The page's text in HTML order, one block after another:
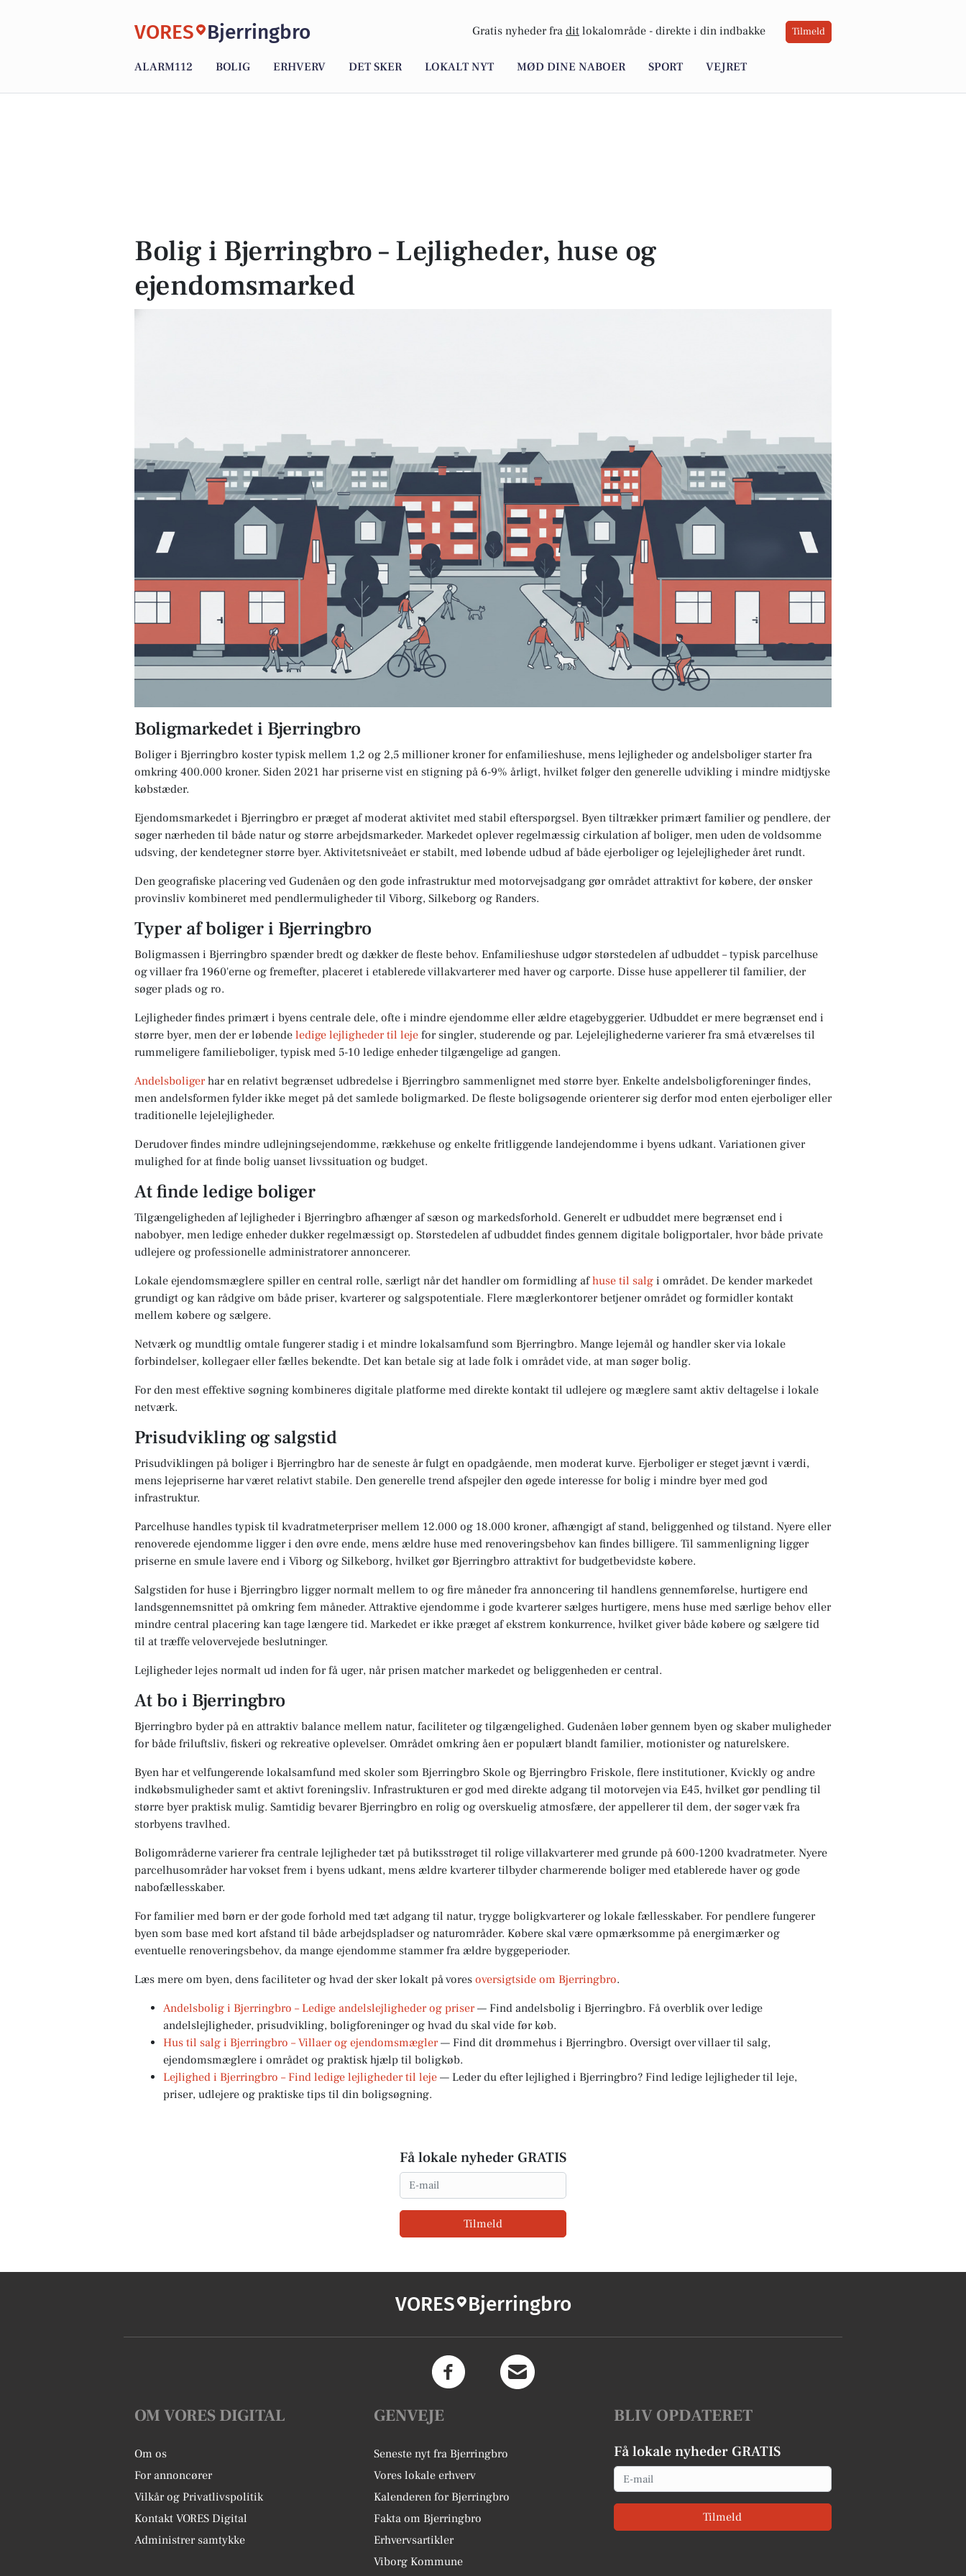
VORES Bjerringbro Gratis nyheder fra dit lokalområde - direkte i din indbakke Tilmeld
ALARM112 BOLIG ERHVERV DET SKER LOKALT NYT MØD DINE NABOER SPORT VEJRET
Bolig i Bjerringbro – Lejligheder, huse og
ejendomsmarked
Boligmarkedet i Bjerringbro
Boliger i Bjerringbro koster typisk mellem 1,2 og 2,5 millioner kroner for enfamilieshuse, mens lejligheder og andelsboliger starter fra
omkring 400.000 kroner. Siden 2021 har priserne vist en stigning på 6-9% årligt, hvilket følger den generelle udvikling i mindre midtjyske
købstæder.
Ejendomsmarkedet i Bjerringbro er præget af moderat aktivitet med stabil efterspørgsel. Byen tiltrækker primært familier og pendlere, der
søger nærheden til både natur og større arbejdsmarkeder. Markedet oplever regelmæssig cirkulation af boliger, men uden de voldsomme
udsving, der kendetegner større byer. Aktivitetsniveået er stabilt, med løbende udbud af både ejerboliger og lejelejligheder året rundt.
Den geografiske placering ved Gudenåen og den gode infrastruktur med motorvejsadgang gør området attraktivt for købere, der ønsker
provinsliv kombineret med pendlermuligheder til Viborg, Silkeborg og Randers.
Typer af boliger i Bjerringbro
Boligmassen i Bjerringbro spænder bredt og dækker de fleste behov. Enfamilieshuse udgør størstedelen af udbuddet – typisk parcelhuse
og villaer fra 1960'erne og fremefter, placeret i etablerede villakvarterer med haver og carporte. Disse huse appellerer til familier, der
søger plads og ro.
Lejligheder findes primært i byens centrale dele, ofte i mindre ejendomme eller ældre etagebyggerier. Udbuddet er mere begrænset end i
større byer, men der er løbende ledige lejligheder til leje for singler, studerende og par. Lejelejlighederne varierer fra små etværelses til
rummeligere familieboliger, typisk med 5-10 ledige enheder tilgængelige ad gangen.
Andelsboligerhar en relativt begrænset udbredelse i Bjerringbro sammenlignet med større byer. Enkelte andelsboligforeninger findes,
men andelsformen fylder ikke meget på det samlede boligmarked. De fleste boligsøgende orienterer sig derfor mod enten ejerboliger eller
traditionelle lejelejligheder.
Derudover findes mindre udlejningsejendomme, rækkehuse og enkelte fritliggende landejendomme i byens udkant. Variationen giver
mulighed for at finde bolig uanset livssituation og budget.
At finde ledige boliger
Tilgængeligheden af lejligheder i Bjerringbro afhænger af sæson og markedsforhold. Generelt er udbuddet mere begrænset end i
nabobyer, men ledige enheder dukker regelmæssigt op. Størstedelen af udbuddet findes gennem digitale boligportaler, hvor både private
udlejere og professionelle administratorer annoncerer.
Lokale ejendomsmæglere spiller en central rolle, særligt når det handler om formidling afhuse til salg i området. De kender markedet
grundigt og kan rådgive om både priser, kvarterer og salgspotentiale. Flere mæglerkontorer betjener området og formidler kontakt
mellem købere og sælgere.
Netværk og mundtlig omtale fungerer stadig i et mindre lokalsamfund som Bjerringbro. Mange lejemål og handler sker via lokale
forbindelser, kollegaer eller fælles bekendte. Det kan betale sig at lade folk i området vide, at man søger bolig.
For den mest effektive søgning kombineres digitale platforme med direkte kontakt til udlejere og mæglere samt aktiv deltagelse i lokale
netværk.
Prisudvikling og salgstid
Prisudviklingen på boliger i Bjerringbro har de seneste år fulgt en opadgående, men moderat kurve. Ejerboliger er steget jævnt i værdi,
mens lejepriserne har været relativt stabile. Den generelle trend afspejler den øgede interesse for bolig i mindre byer med god
infrastruktur.
Parcelhuse handles typisk til kvadratmeterpriser mellem 12.000 og 18.000 kroner, afhængigt af stand, beliggenhed og tilstand. Nyere eller
renoverede ejendomme ligger i den øvre ende, mens ældre huse med renoveringsbehov kan findes billigere. Til sammenligning ligger
priserne en smule lavere end i Viborg og Silkeborg, hvilket gør Bjerringbro attraktivt for budgetbevidste købere.
Salgstiden for huse i Bjerringbro ligger normalt mellem to og fire måneder fra annoncering til handlens gennemførelse, hurtigere end
landsgennemsnittet på omkring fem måneder. Attraktive ejendomme i gode kvarterer sælges hurtigere, mens huse med særlige behov eller
mindre central placering kan tage længere tid. Markedet er ikke præget af ekstrem konkurrence, hvilket giver både købere og sælgere tid
til at træffe velovervejede beslutninger.
Lejligheder lejes normalt ud inden for få uger, når prisen matcher markedet og beliggenheden er central.
At bo i Bjerringbro
Bjerringbro byder på en attraktiv balance mellem natur, faciliteter og tilgængelighed. Gudenåen løber gennem byen og skaber muligheder
for både friluftsliv, fiskeri og rekreative oplevelser. Området omkring åen er populært blandt familier, motionister og naturelskere.
Byen har et velfungerende lokalsamfund med skoler som Bjerringbro Skole og Bjerringbro Friskole, flere institutioner, Kvickly og andre
indkøbsmuligheder samt et aktivt foreningsliv. Infrastrukturen er god med direkte adgang til motorvejen via E45, hvilket gør pendling til
større byer praktisk mulig. Samtidig bevarer Bjerringbro en rolig og overskuelig atmosfære, der appellerer til dem, der søger væk fra
storbyens travlhed.
Boligområderne varierer fra centrale lejligheder tæt på butiksstrøget til rolige villakvarterer med grunde på 600-1200 kvadratmeter. Nyere
parcelhusområder har vokset frem i byens udkant, mens ældre kvarterer tilbyder charmerende boliger med etablerede haver og gode
nabofællesskaber.
For familier med børn er der gode forhold med tæt adgang til natur, trygge boligkvarterer og lokale fællesskaber. For pendlere fungerer
byen som base med kort afstand til både arbejdspladser og naturområder. Købere skal være opmærksomme på energimærker og
eventuelle renoveringsbehov, da mange ejendomme stammer fra ældre byggeperioder.
Læs mere om byen, dens faciliteter og hvad der sker lokalt på vores oversigtside om Bjerringbro.
Andelsbolig i Bjerringbro – Ledige andelslejligheder og priser — Find andelsbolig i Bjerringbro. Få overblik over ledige
andelslejligheder, prisudvikling, boligforeninger og hvad du skal vide før køb.
Hus til salg i Bjerringbro – Villaer og ejendomsmægler — Find dit drømmehus i Bjerringbro. Oversigt over villaer til salg,
ejendomsmæglere i området og praktisk hjælp til boligkøb.
Lejlighed i Bjerringbro – Find ledige lejligheder til leje — Leder du efter lejlighed i Bjerringbro? Find ledige lejligheder til leje,
priser, udlejere og praktiske tips til din boligsøgning.
Få lokale nyheder GRATIS
Email
Tilmeld
VORES Bjerringbro
OM VORES DIGITAL
Om os
For annoncører
Vilkår og Privatlivspolitik
Kontakt VORES Digital
Administrer samtykke
GENVEJE
Seneste nyt fra Bjerringbro
Vores lokale erhverv
Kalenderen for Bjerringbro
Fakta om Bjerringbro
Erhvervsartikler
Viborg Kommune
BLIV OPDATERET
Få lokale nyheder GRATIS
Email
Tilmeld